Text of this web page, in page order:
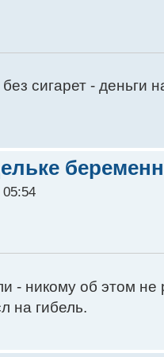
сигарет - деньги
- никому об этом не
на гибель.